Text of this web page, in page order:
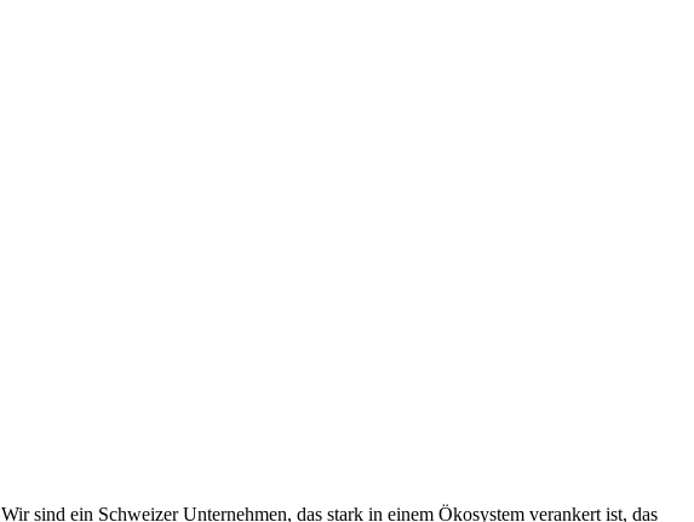
Wir sind ein Schweizer Unternehmen, das stark in einem Ökosystem verankert ist, das